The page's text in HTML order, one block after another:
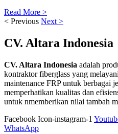
Read More >
< Previous Next >
CV. Altara Indonesia
CV. Altara Indonesia adalah
kontraktor fiberglass yang
maintenance FRP untuk berbagai
memperhatikan kualitas dan
untuk nmemberikan nilai tambah
Facebook Icon-instagram-1
WhatsApp